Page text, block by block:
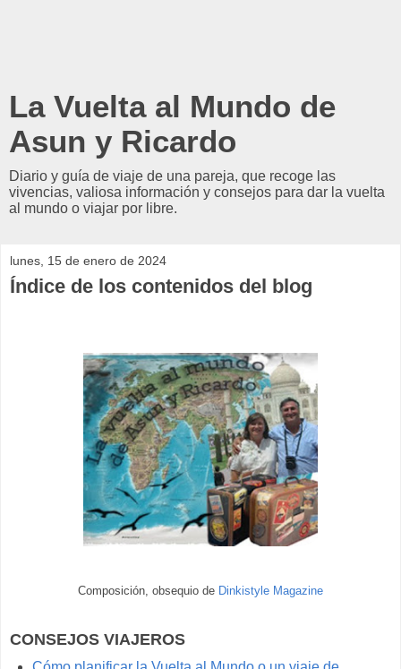
La Vuelta al Mundo de
Asun y Ricardo
Diario y guía de viaje de una pareja, que recoge las
vivencias, valiosa información y consejos para dar la vuelta
al mundo o viajar por libre.
lunes, 15 de enero de 2024
Índice de los contenidos del blog
Composición, obsequio de Dinkistyle Magazine
CONSEJOS VIAJEROS